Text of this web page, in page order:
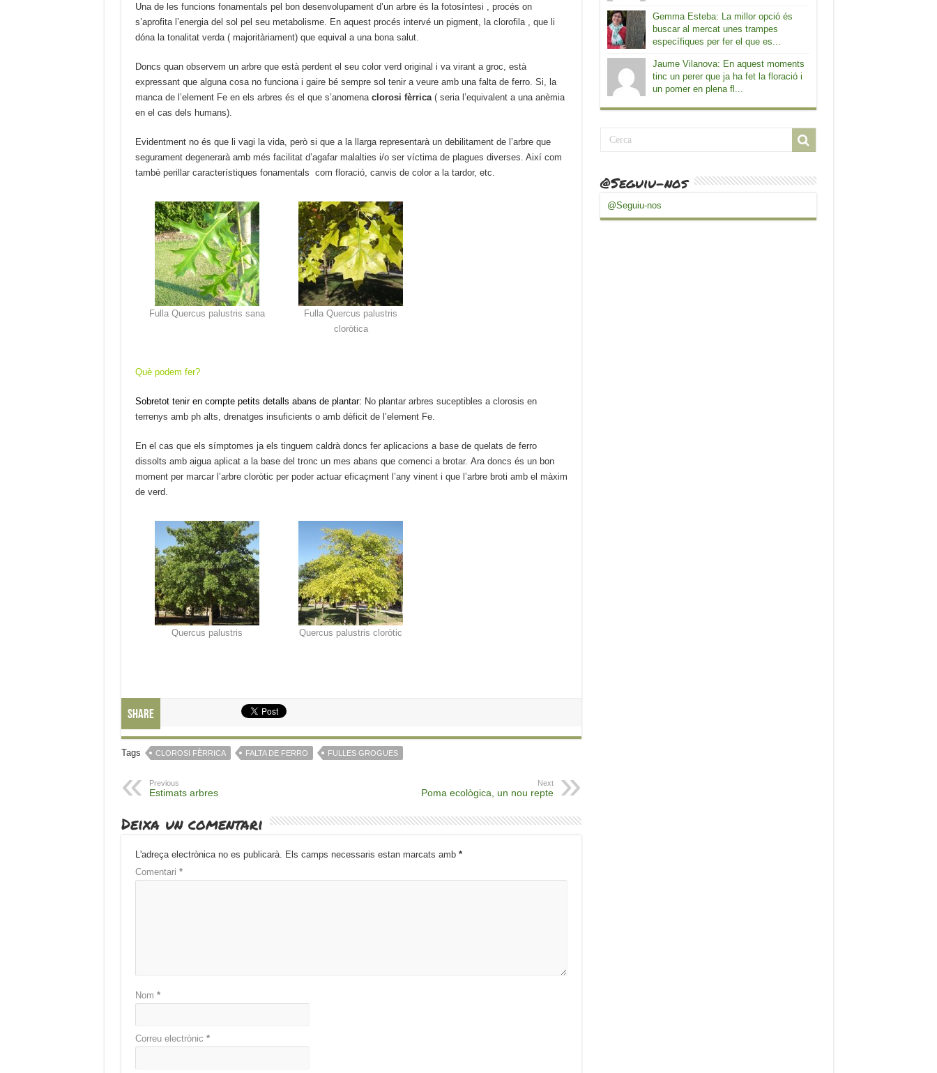
Una de les funcions fonamentals pel bon desenvolupament d’un arbre és la fotosíntesi , procés on
s’aprofita l’energia del sol pel seu metabolisme. En aquest procés intervé un pigment, la clorofila , que li
dóna la tonalitat verda ( majoritàriament) que equival a una bona salut.
Doncs quan observem un arbre que està perdent el seu color verd original i va virant a groc, està
expressant que alguna cosa no funciona i gaire bé sempre sol tenir a veure amb una falta de ferro. Si, la
manca de l’element Fe en els arbres és el que s’anomena clorosi fèrrica ( seria l’equivalent a una anèmia
en el cas dels humans).
Evidentment no és que li vagi la vida, però si que a la llarga representarà un debilitament de l’arbre que
segurament degenerarà amb més facilitat d’agafar malalties i/o ser víctima de plagues diverses. Així com
també perillar característiques fonamentals com floració, canvis de color a la tardor, etc.
Fulla Quercus palustris sana
Fulla Quercus palustris
cloròtica
Què podem fer?
Sobretot tenir en compte petits detalls abans de plantar: No plantar arbres suceptibles a clorosis en
terrenys amb ph alts, drenatges insuficients o amb dèficit de l’element Fe.
En el cas que els símptomes ja els tinguem caldrà doncs fer aplicacions a base de quelats de ferro
dissolts amb aigua aplicat a la base del tronc un mes abans que comenci a brotar. Ara doncs és un bon
moment per marcar l’arbre cloròtic per poder actuar eficaçment l’any vinent i que l’arbre broti amb el màxim
de verd.
Quercus palustris Quercus palustris cloròtic
Share
Tags CLOROSI FÈRRICA FALTA DE FERRO FULLES GROGUES
Previous
Estimats arbres
Next
Poma ecològica, un nou repte
Deixa un comentari
L'adreça electrònica no es publicarà. Els camps necessaris estan marcats amb *
Comentari *
Nom *
Correu electrònic *
Gemma Esteba: La millor opció és
buscar al mercat unes trampes
específiques per fer el que es...
Jaume Vilanova: En aquest moments
tinc un perer que ja ha fet la floració i
un pomer en plena fl...
@Seguiu-nos
@Seguiu-nos